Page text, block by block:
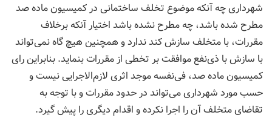
شهرداری چه آنكه موضوع تخلف ساختمانی در كمیسیون ماده صد
مطرح شده باشد، چه مطرح نشده باشد اختیار آنكه برخلاف
مقررات، با متخلف سازش كند ندارد و همچنین هیچ گاه نمی‌تواند
با سازش با ذی‌نفع موافقت بر تخطی از مقررات بنماید. بنابراین رای
كمیسیون ماده صد، فی‌نفسه موجد اثری لازم‌الاجرایی نیست و
حسب مورد شهرداری می‌تواند در حدود مقررات و با توجه به
تقاضای متخلف آن را اجرا نكرده و اقدام دیگری را پیش گیرد.